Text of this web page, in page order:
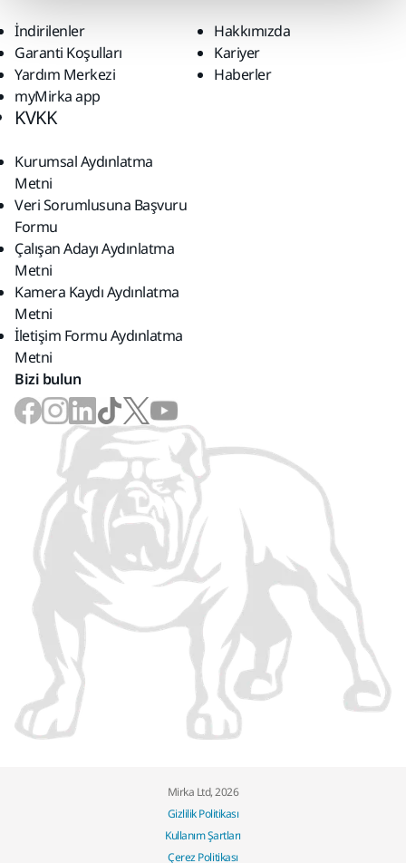
İndirilenler
Garanti Koşulları
Yardım Merkezi
myMirka app
Hakkımızda
Kariyer
Haberler
KVKK
Kurumsal Aydınlatma
Metni
Veri Sorumlusuna Başvuru
Formu
Çalışan Adayı Aydınlatma
Metni
Kamera Kaydı Aydınlatma
Metni
İletişim Formu Aydınlatma
Metni
Bizi bulun
Mirka Ltd, 2026
Gizlilik Politikası
Kullanım Şartları
Çerez Politikası